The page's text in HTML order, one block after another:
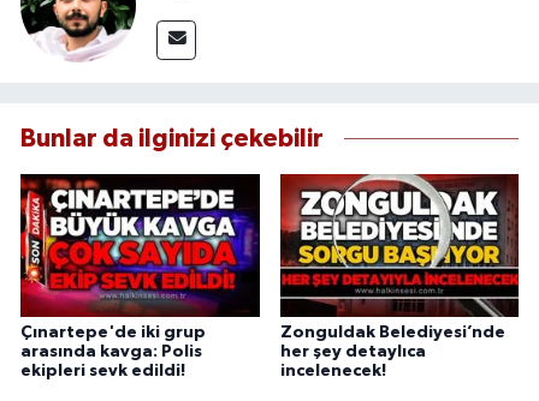
Bunlar da ilginizi çekebilir
Çınartepe'de iki grup
arasında kavga: Polis
ekipleri sevk edildi!
Zonguldak Belediyesi’nde
her şey detaylıca
incelenecek!